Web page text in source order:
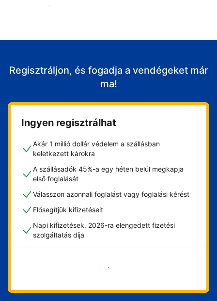
Fogadja vendégeit
Regisztráljon, és fogadja a vendégeket már
ma!
Ingyen regisztrálhat
Akár 1 millió dollár védelem a szállásban
keletkezett károkra
A szállásadók 45%-a egy héten belül megkapja
első foglalását
Válasszon azonnali foglalást vagy foglalási kérést
Elősegítjük kifizetéseit
Napi kifizetések. 2026-ra elengedett fizetési
szolgáltatás díja
Vágjon bele most